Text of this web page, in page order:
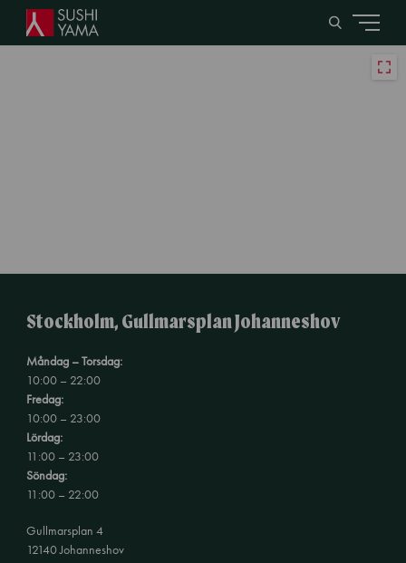
Stockholm, Gullmarsplan Johanneshov
Måndag – Torsdag:
10:00 – 22:00
Fredag:
10:00 – 23:00
Lördag:
11:00 – 23:00
Söndag:
11:00 – 22:00
Gullmarsplan 4
12140 Johanneshov